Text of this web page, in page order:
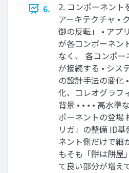
6.
2. コンポーネント
アーキテクチャ •
御の反転」 • アプ
が各コンポーネン
なく、 各コンポ
が接続する • シス
の設計手法の変化
化、コレオグラフ
背景 • • • • 高水
ポーネントの登場
リガ」の整備 ID
ネント側だけで細
もそも「餅は餅屋
て良い部分が増え